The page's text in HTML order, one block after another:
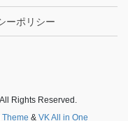
ーポリシー
Rights Reserved.
& VK All in One